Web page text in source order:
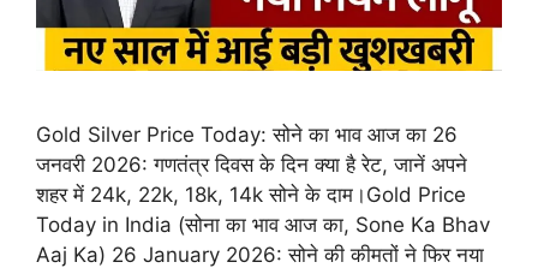
Gold Silver Price Today: सोने का भाव आज का 26
जनवरी 2026: गणतंत्र दिवस के दिन क्या है रेट, जानें अपने
शहर में 24k, 22k, 18k, 14k सोने के दाम।Gold Price
Today in India (सोना का भाव आज का, Sone Ka Bhav
Aaj Ka) 26 January 2026: सोने की कीमतों ने फिर नया